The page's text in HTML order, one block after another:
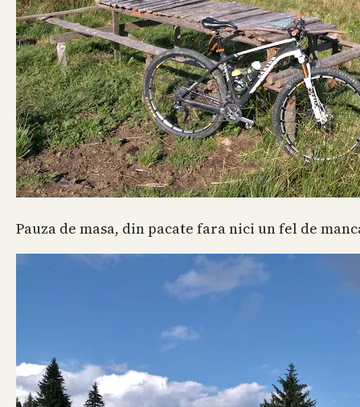
Pauza de masa, din pacate fara nici un fel de